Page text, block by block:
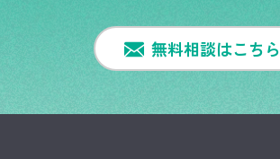
無料相談はこちら